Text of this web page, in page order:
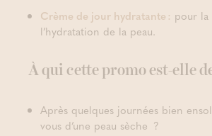
Crème de jour hydratante : pour
l’hydratation de la peau.
À qui cette promo est-elle
Après quelques journées bien
vous d’une peau sèche ?